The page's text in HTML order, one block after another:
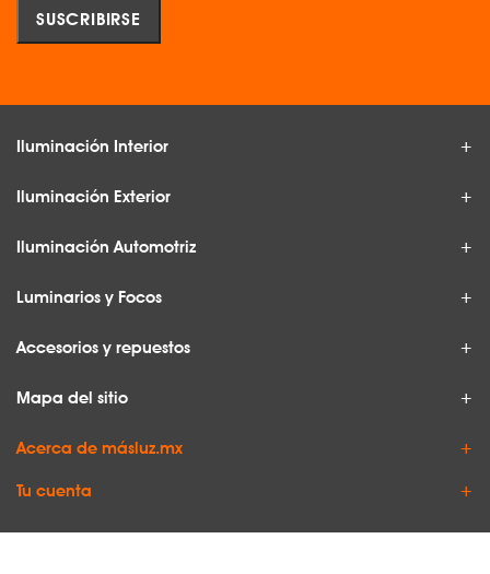
Iluminación Interior
Iluminación Exterior
Iluminación Automotriz
Luminarios y Focos
Accesorios y repuestos
Mapa del sitio
Acerca de másluz.mx
Tu cuenta